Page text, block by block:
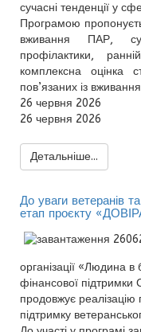
сучасні тенденції у
Програмою
вживання ПАР,
профілактики,
комплексна оцінка
пов’язаних із
26 червня 2026
26 червня 2026
Детальніше...
До уваги ветеранів
етап проєкту
організації «Людина в
фінансової
продовжує
підтримку